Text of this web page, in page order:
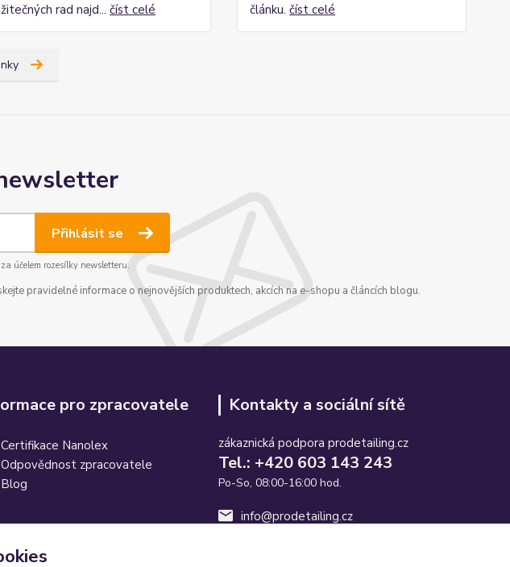
rad najd... číst celé
článku.číst celé
Přihlásit se
účelem rozesílky newsletteru.
pravidelné informace o nejnovějších produktech, akcích na e-shopu a článcích blogu.
pro zpracovatele
Certifikace Nanolex
Odpovědnost zpracovatele
Blog
Kontakty a sociální sítě
zákaznická podpora prodetailing.cz
Tel.: +420 603 143 243
Po-So, 08:00-16:00 hod.
info@prodetailing.cz